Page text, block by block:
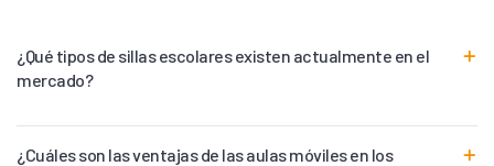
¿Qué tipos de sillas escolares existen actualmente en el
mercado?
¿Cuáles son las ventajas de las aulas móviles en los